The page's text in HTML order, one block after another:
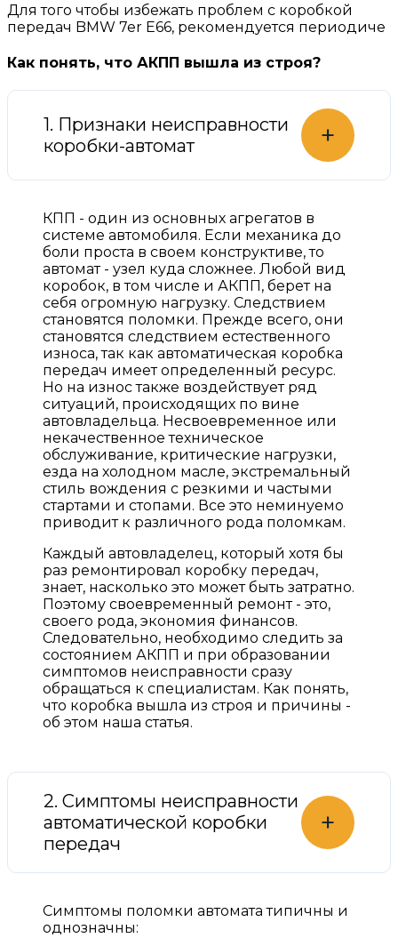
Для того чтобы избежать проблем с коробкой
передач BMW 7er E66, рекомендуется периодиче
Как понять, что АКПП вышла из строя?
1. Признаки неисправности
коробки-автомат
+
КПП - один из основных агрегатов в
системе автомобиля. Если механика до
боли проста в своем конструктиве, то
автомат - узел куда сложнее. Любой вид
коробок, в том числе и АКПП, берет на
себя огромную нагрузку. Следствием
становятся поломки. Прежде всего, они
становятся следствием естественного
износа, так как автоматическая коробка
передач имеет определенный ресурс.
Но на износ также воздействует ряд
ситуаций, происходящих по вине
автовладельца. Несвоевременное или
некачественное техническое
обслуживание, критические нагрузки,
езда на холодном масле, экстремальный
стиль вождения с резкими и частыми
стартами и стопами. Все это неминуемо
приводит к различного рода поломкам.
Каждый автовладелец, который хотя бы
раз ремонтировал коробку передач,
знает, насколько это может быть затратно.
Поэтому своевременный ремонт - это,
своего рода, экономия финансов.
Следовательно, необходимо следить за
состоянием АКПП и при образовании
симптомов неисправности сразу
обращаться к специалистам. Как понять,
что коробка вышла из строя и причины -
об этом наша статья.
2. Симптомы неисправности
автоматической коробки
передач
+
Симптомы поломки автомата типичны и
однозначны: